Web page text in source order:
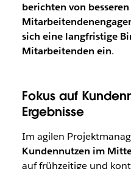
berichten von besseren
sich eine langfristige
Mitarbeitenden ein.
Fokus auf
Ergebnisse
Im agilen
Kundennutzen im
auf frühzeitige und